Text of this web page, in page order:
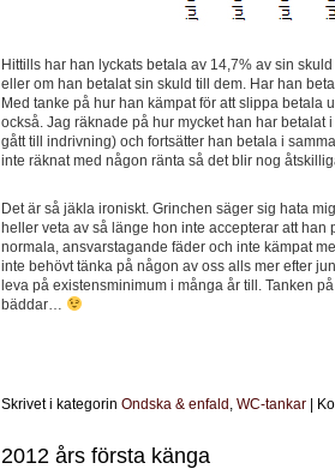
Hittills har han lyckats betala av 14,7% av sin
eller om han betalat sin skuld till dem. Har han
Med tanke på hur han kämpat för att slippa betala
också. Jag räknade på hur mycket han har
gått till indrivning) och fortsätter han betala i
inte räknat med någon ränta så det blir nog
Det är så jäkla ironiskt. Grinchen säger sig hata
heller veta av så länge hon inte accepterar att
normala, ansvarstagande fäder och inte kämpat
inte behövt tänka på någon av oss alls mer efter
leva på existensminimum i många år till. Tanken
bäddar…
Skrivet i kategorin Ondska & enfald , WC-tankar
2012 års första känga